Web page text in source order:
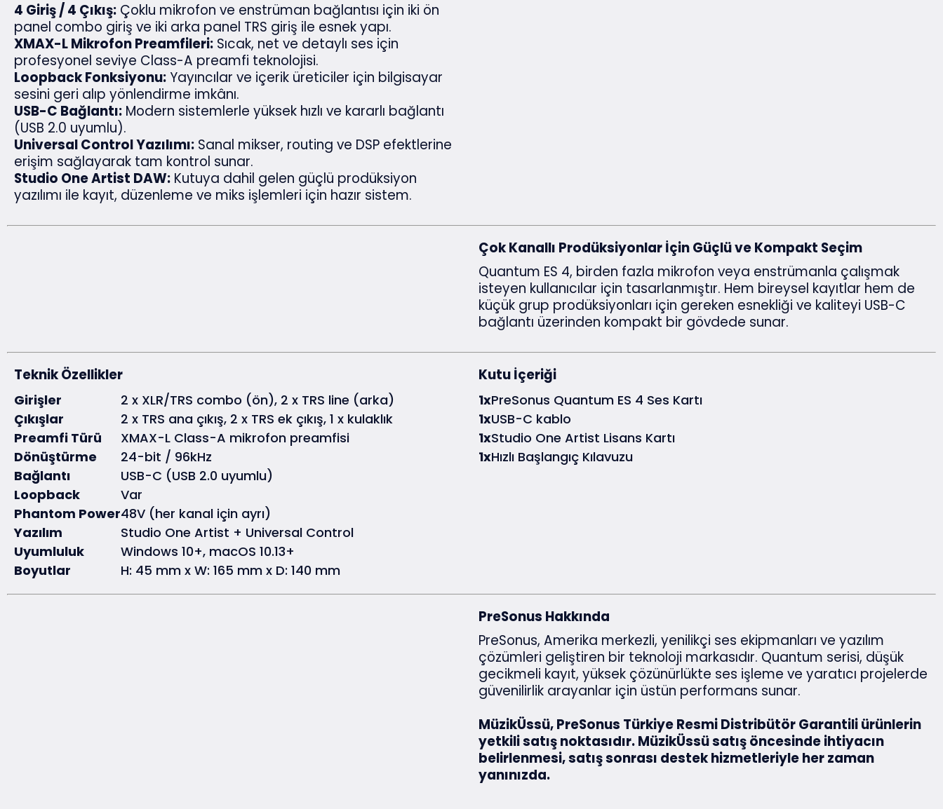
4 Giriş / 4 Çıkış: Çoklu mikrofon ve enstrüman bağlantısı için iki ön
panel combo giriş ve iki arka panel TRS giriş ile esnek yapı.
XMAX-L Mikrofon Preamfileri: Sıcak, net ve detaylı ses için
profesyonel seviye Class-A preamfi teknolojisi.
Loopback Fonksiyonu: Yayıncılar ve içerik üreticiler için bilgisayar
sesini geri alıp yönlendirme imkânı.
USB-C Bağlantı: Modern sistemlerle yüksek hızlı ve kararlı bağlantı
(USB 2.0 uyumlu).
Universal Control Yazılımı: Sanal mikser, routing ve DSP efektlerine
erişim sağlayarak tam kontrol sunar.
Studio One Artist DAW: Kutuya dahil gelen güçlü prodüksiyon
yazılımı ile kayıt, düzenleme ve miks işlemleri için hazır sistem.
Çok Kanallı Prodüksiyonlar İçin Güçlü ve Kompakt Seçim
Quantum ES 4, birden fazla mikrofon veya enstrümanla çalışmak
isteyen kullanıcılar için tasarlanmıştır. Hem bireysel kayıtlar hem de
küçük grup prodüksiyonları için gereken esnekliği ve kaliteyi USB-C
bağlantı üzerinden kompakt bir gövdede sunar.
Teknik Özellikler
Girişler
2 x XLR/TRS combo (ön), 2 x TRS line (arka)
Çıkışlar
2 x TRS ana çıkış, 2 x TRS ek çıkış, 1 x kulaklık
Preamfi Türü
XMAX-L Class-A mikrofon preamfisi
Dönüştürme
24-bit / 96kHz
Bağlantı
USB-C (USB 2.0 uyumlu)
Loopback
Var
Phantom Power48V (her kanal için ayrı)
Yazılım
Studio One Artist + Universal Control
Uyumluluk
Windows 10+, macOS 10.13+
Boyutlar
H: 45 mm x W: 165 mm x D: 140 mm
Kutu İçeriği
1xPreSonus Quantum ES 4 Ses Kartı
1xUSB-C kablo
1xStudio One Artist Lisans Kartı
1xHızlı Başlangıç Kılavuzu
PreSonus Hakkında
PreSonus, Amerika merkezli, yenilikçi ses ekipmanları ve yazılım
çözümleri geliştiren bir teknoloji markasıdır. Quantum serisi, düşük
gecikmeli kayıt, yüksek çözünürlükte ses işleme ve yaratıcı projelerde
güvenilirlik arayanlar için üstün performans sunar.
MüzikÜssü, PreSonus Türkiye Resmi Distribütör Garantili ürünlerin
yetkili satış noktasıdır. MüzikÜssü satış öncesinde ihtiyacın
belirlenmesi, satış sonrası destek hizmetleriyle her zaman
yanınızda.